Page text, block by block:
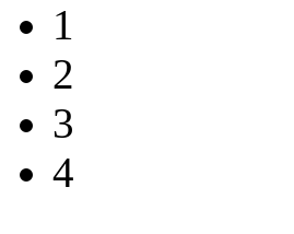
1
2
3
4